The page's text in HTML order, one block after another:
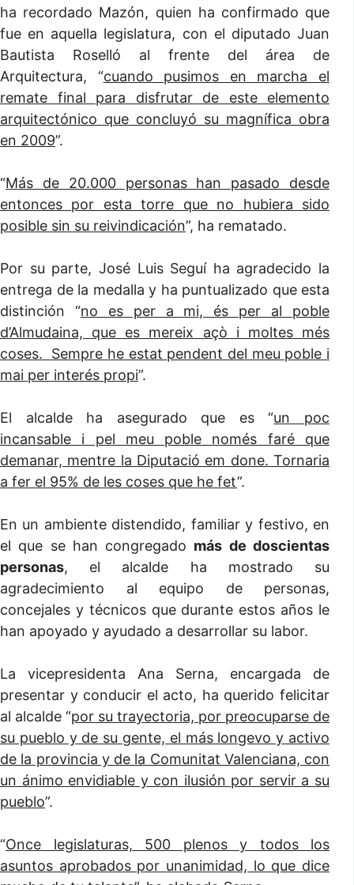
ha recordado Mazón, quien ha confirmado que
fue en aquella legislatura, con el diputado Juan
Bautista Roselló al frente del área de
Arquitectura, “cuando pusimos en marcha el
remate final para disfrutar de este elemento
arquitectónico que concluyó su magnífica obra
en 2009”.
“Más de 20.000 personas han pasado desde
entonces por esta torre que no hubiera sido
posible sin su reivindicación”, ha rematado.
Por su parte, José Luis Seguí ha agradecido la
entrega de la medalla y ha puntualizado que esta
distinción “no es per a mi, és per al poble
d’Almudaina, que es mereix açò i moltes més
coses. Sempre he estat pendent del meu poble i
mai per interés propi”.
El alcalde ha asegurado que es “un poc
incansable i pel meu poble només faré que
demanar, mentre la Diputació em done. Tornaria
a fer el 95% de les coses que he fet”.
En un ambiente distendido, familiar y festivo, en
el que se han congregado más de doscientas
personas, el alcalde ha mostrado su
agradecimiento al equipo de personas,
concejales y técnicos que durante estos años le
han apoyado y ayudado a desarrollar su labor.
La vicepresidenta Ana Serna, encargada de
presentar y conducir el acto, ha querido felicitar
al alcalde “por su trayectoria, por preocuparse de
su pueblo y de su gente, el más longevo y activo
de la provincia y de la Comunitat Valenciana, con
un ánimo envidiable y con ilusión por servir a su
pueblo”.
“Once legislaturas, 500 plenos y todos los
asuntos aprobados por unanimidad, lo que dice